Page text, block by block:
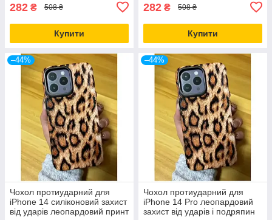
282 ₴ 508 ₴
Купити
282 ₴ 508 ₴
Купити
–44%
Чохол протиударний для
iPhone 14 силіконовий захист
від ударів леопардовий принт
–44%
Чохол протиударний для
iPhone 14 Pro леопардовий
захист від ударів і подряпин